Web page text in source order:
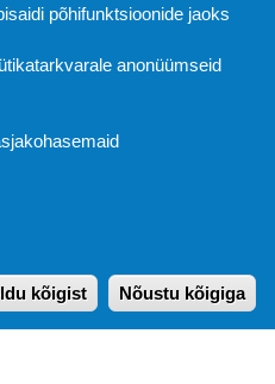
OÜ © 2020
VI korrus), Tallinn
põhifunktsioonide jaoks
anonüümseid
kõigist Nõustu kõigiga